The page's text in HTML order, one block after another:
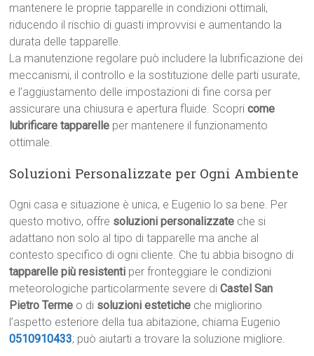
mantenere le proprie tapparelle in condizioni ottimali,
riducendo il rischio di guasti improvvisi e aumentando la
durata delle tapparelle.
La manutenzione regolare può includere la lubrificazione dei
meccanismi, il controllo e la sostituzione delle parti usurate,
e l’aggiustamento delle impostazioni di fine corsa per
assicurare una chiusura e apertura fluide. Scopricome
lubrificare tapparelle per mantenere il funzionamento
ottimale.
Soluzioni Personalizzate per Ogni Ambiente
Ogni casa e situazione è unica, e Eugenio lo sa bene. Per
questo motivo, offre soluzioni personalizzate che si
adattano non solo al tipo di tapparelle ma anche al
contesto specifico di ogni cliente. Che tu abbia bisogno di
tapparelle più resistenti per fronteggiare le condizioni
meteorologiche particolarmente severe diCastel San
Pietro Terme o di soluzioni estetiche che migliorino
l’aspetto esteriore della tua abitazione, chiama Eugenio
0510910433; può aiutarti a trovare la soluzione migliore.